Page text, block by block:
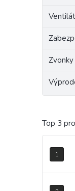
Zvonky
Top 3